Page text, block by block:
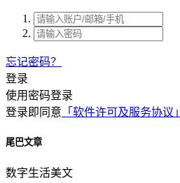
忘记密码？
登录
使用密码登录
登录即同意 「软件许可及服务协议」
尾巴文章
数字生活美文